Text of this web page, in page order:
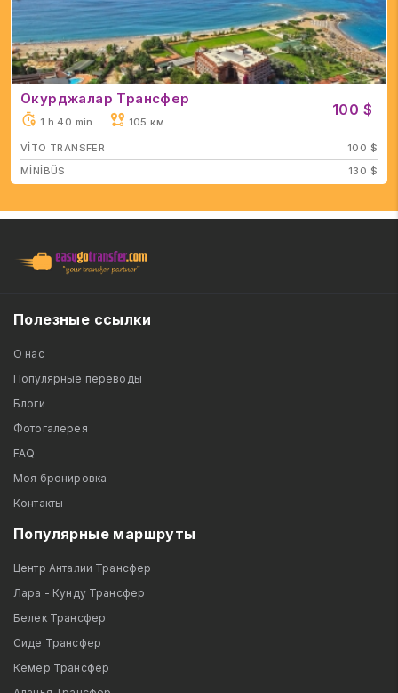
Окурджалар Трансфер
1 h 40 min 105 км
100 $
VİTO TRANSFER
100 $
MİNİBÜS
130 $
Полезные ссылки
О нас
Популярные переводы
Блоги
Фотогалерея
FAQ
Моя бронировка
Контакты
Популярные маршруты
Центр Анталии Трансфер
Лара - Кунду Трансфер
Белек Трансфер
Сиде Трансфер
Кемер Трансфер